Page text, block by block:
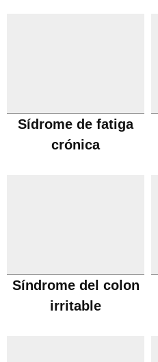
Sídrome de fatiga
crónica
Síndrome del colon
irritable